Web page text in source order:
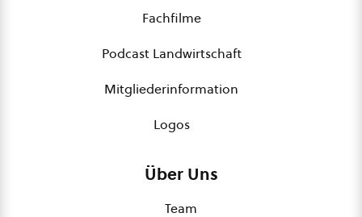
Fachfilme
Podcast Landwirtschaft
Mitgliederinformation
Logos
Über Uns
Team